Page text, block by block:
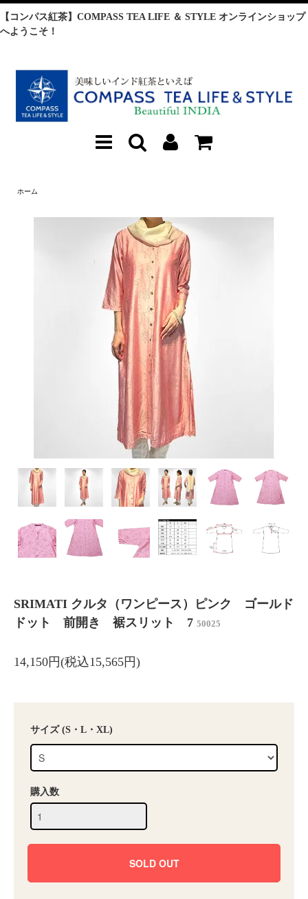
【コンパス紅茶】COMPASS TEA LIFE ＆ STYLE オンラインショップ
へようこそ！
ホーム
SRIMATI クルタ（ワンピース）ピンク ゴールド
ドット 前開き 裾スリット 7 50025
14,150円(税込15,565円)
サイズ (S・L・XL)
購入数